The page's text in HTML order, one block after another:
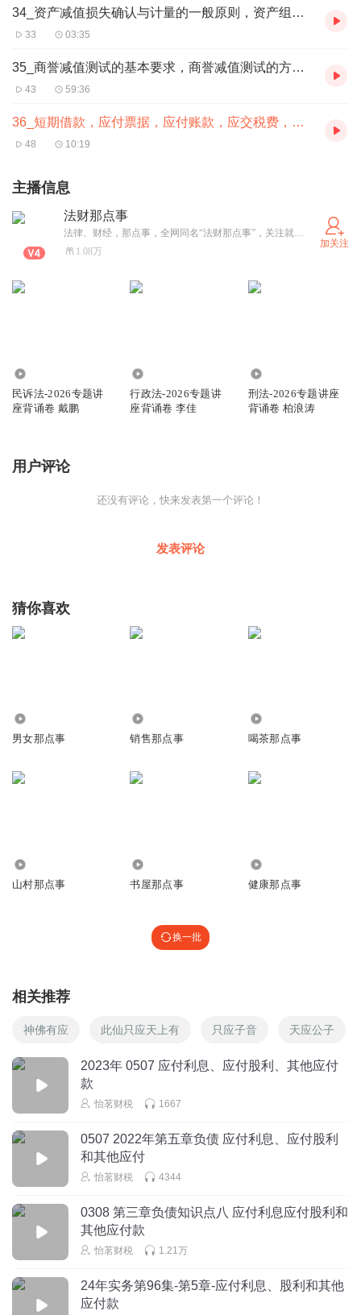
34_资产减值损失确认与计量的一般原则，资产组减值测试
33 03:35
35_商誉减值测试的基本要求，商誉减值测试的方法与会计处理
43 59:36
36_短期借款，应付票据，应付账款，应交税费，应付股利，其他应付款
48 10:19
主播信息
法财那点事
法律、财经，那点事，全网同名“法财那点事”，关注就对了！ilovefcbaby
1.08万
加关注
民诉法-2026专题讲
座背诵卷 戴鹏
行政法-2026专题讲
座背诵卷 李佳
刑法-2026专题讲座
背诵卷 柏浪涛
用户评论
还没有评论，快来发表第一个评论！
发表评论
猜你喜欢
男女那点事 销售那点事 喝茶那点事
山村那点事 书屋那点事 健康那点事
换一批
相关推荐
神佛有应 此仙只应天上有 只应子音 天应公子
2023年 0507 应付利息、应付股利、其他应付
款
怡茗财税 1667
0507 2022年第五章负债 应付利息、应付股利
和其他应付
怡茗财税 4344
0308 第三章负债知识点八 应付利息应付股利和
其他应付款
怡茗财税 1.21万
24年实务第96集-第5章-应付利息、股利和其他
应付款